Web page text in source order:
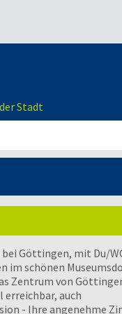
Stadt
Göttingen, mit Du/
im schönen
Zentrum von
erreichbar, auch
- Ihre angenehme